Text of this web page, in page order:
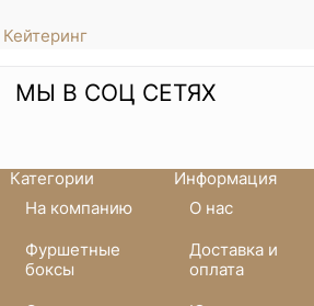
Кейтеринг
МЫ В СОЦ СЕТЯХ
Категории
На компанию
Фуршетные
боксы
Информация
О нас
Доставка и
оплата